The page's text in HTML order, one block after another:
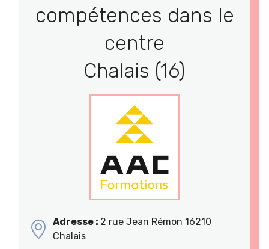
compétences dans le
centre
Chalais (16)
Adresse : 2 rue Jean Rémon 16210
Chalais